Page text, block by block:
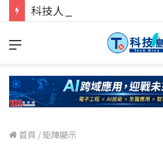
首頁 /矩陣顯示